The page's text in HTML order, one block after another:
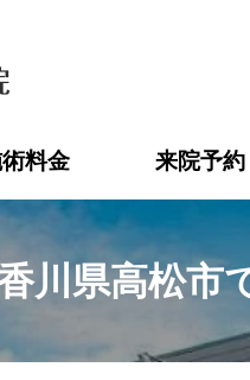
香川県高松市で花粉症と
料金 来院予約
川県高松市